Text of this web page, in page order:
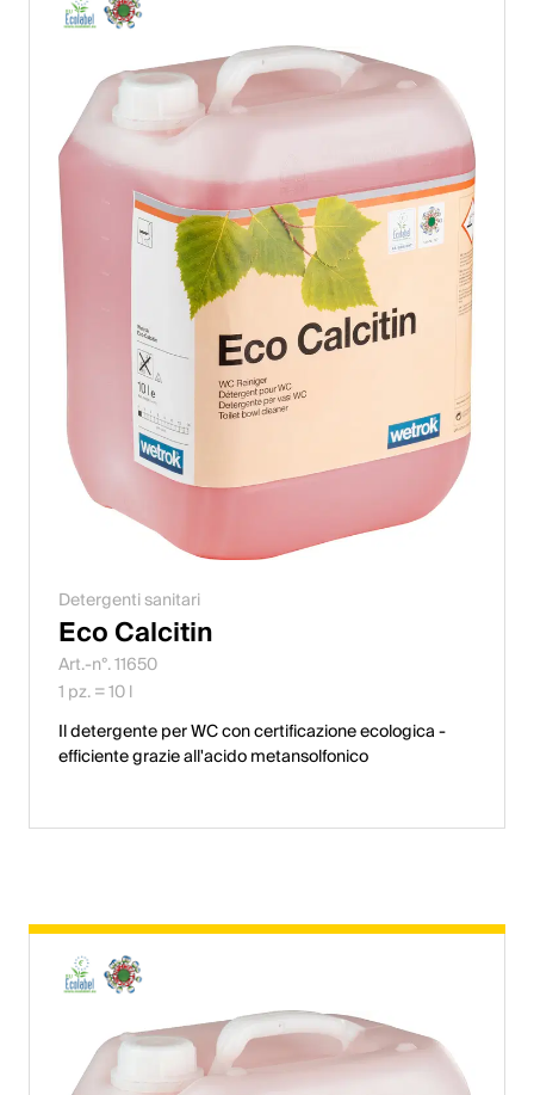
Detergenti sanitari
Eco Calcitin
Art.-n°. 11650
1 pz. = 10 l
Il detergente per WC con certificazione ecologica -
efficiente grazie all'acido metansolfonico